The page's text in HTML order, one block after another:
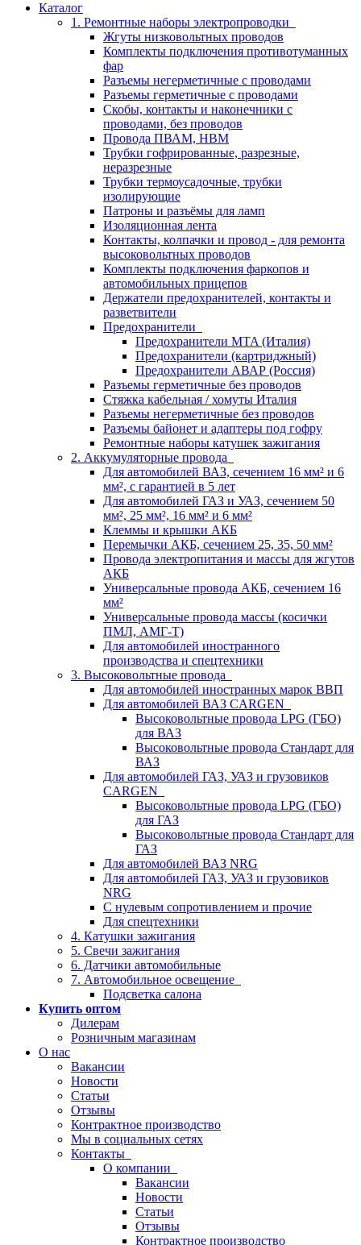
Каталог
1. Ремонтные наборы электропроводки
Жгуты низковольтных проводов
Комплекты подключения противотуманных
фар
Разъемы негерметичные с проводами
Разъемы герметичные с проводами
Скобы, контакты и наконечники с
проводами, без проводов
Провода ПВАМ, НВМ
Трубки гофрированные, разрезные,
неразрезные
Трубки термоусадочные, трубки
изолирующие
Патроны и разъёмы для ламп
Изоляционная лента
Контакты, колпачки и провод - для ремонта
высоковольтных проводов
Комплекты подключения фаркопов и
автомобильных прицепов
Держатели предохранителей, контакты и
разветвители
Предохранители
Предохранители MTA (Италия)
Предохранители (картриджный)
Предохранители АВАР (Россия)
Разъемы герметичные без проводов
Стяжка кабельная / хомуты Италия
Разъемы негерметичные без проводов
Разъемы байонет и адаптеры под гофру
Ремонтные наборы катушек зажигания
2. Аккумуляторные провода
Для автомобилей ВАЗ, сечением 16 мм² и 6
мм², с гарантией в 5 лет
Для автомобилей ГАЗ и УАЗ, сечением 50
мм², 25 мм², 16 мм² и 6 мм²
Клеммы и крышки АКБ
Перемычки АКБ, сечением 25, 35, 50 мм²
Провода электропитания и массы для жгутов
АКБ
Универсальные провода АКБ, сечением 16
мм²
Универсальные провода массы (косички
ПМЛ, АМГ-Т)
Для автомобилей иностранного
производства и спецтехники
3. Высоковольтные провода
Для автомобилей иностранных марок ВВП
Для автомобилей ВАЗ CARGEN
Высоковольтные провода LPG (ГБО)
для ВАЗ
Высоковольтные провода Стандарт для
ВАЗ
Для автомобилей ГАЗ, УАЗ и грузовиков
CARGEN
Высоковольтные провода LPG (ГБО)
для ГАЗ
Высоковольтные провода Стандарт для
ГАЗ
Для автомобилей ВАЗ NRG
Для автомобилей ГАЗ, УАЗ и грузовиков
NRG
С нулевым сопротивлением и прочие
Для спецтехники
4. Катушки зажигания
5. Свечи зажигания
6. Датчики автомобильные
7. Автомобильное освещение
Подсветка салона
Купить оптом
Дилерам
Розничным магазинам
О нас
Вакансии
Новости
Статьи
Отзывы
Контрактное производство
Мы в социальных сетях
Контакты
О компании
Вакансии
Новости
Статьи
Отзывы
Контрактное производство